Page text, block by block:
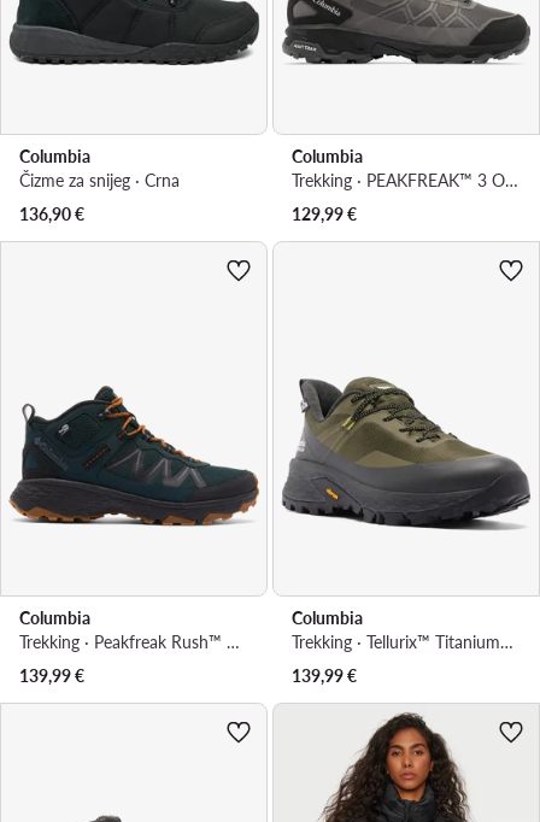
Columbia
Čizme za snijeg · Crna
136,90€
Columbia
Trekking · PEAKFREAK™ 3 OUTDRY™ 2165661 · Siva
129,99€
Columbia
Trekking · Peakfreak Rush™ Mid OutDry™ 2126591 · Zelena
139,99€
Columbia
Trekking · Tellurix™ Titanium™ OutDry™ 2148851 · Zelena
139,99€